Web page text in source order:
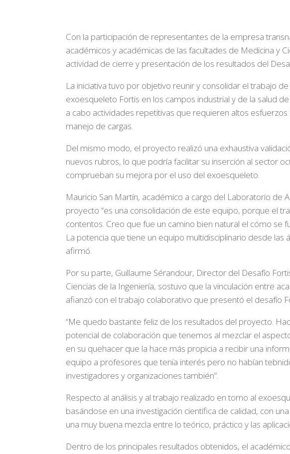
Con la participación de representantes de la empresa
académicos y académicas de las facultades de Medicina y
actividad de cierre y presentación de los resultados del
La iniciativa tuvo por objetivo reunir y consolidar el trabajo
exoesqueleto Fortis en los campos industrial y de la salud
a cabo actividades repetitivas que requieren altos
manejo de cargas.
Del mismo modo, el proyecto realizó una exhaustiva
nuevos rubros, lo que podría facilitar su inserción al sector
comprueban su mejora por el uso del exoesqueleto.
Mauricio San Martín, académico a cargo del Laboratorio de
proyecto “es una consolidación de este equipo, porque el
contentos. Creo que fue un camino bien natural el cómo
La potencia que tiene un equipo multidisciplinario desde
afirmó.
Por su parte, Guillaume Sérandour, Director del Desafío
Ciencias de la Ingeniería, sostuvo que la vinculación entre
afianzó con el trabajo colaborativo que presentó el desafío
“Me quedo bastante feliz de los resultados del proyecto.
potencial de colaboración que tenemos al mezclar el
en su quehacer que la hace más propicia a recibir una
equipo a profesores que tenía interés pero no habían
investigadores y organizaciones también”.
Respecto al análisis y al trabajo realizado en torno al
basándose en una investigación científica de calidad, con
una muy buena mezcla entre lo teórico, práctico y las
Dentro de los principales resultados obtenidos, el